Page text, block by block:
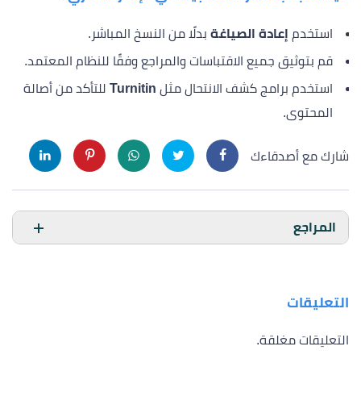
استخدم إعادة الصياغة بدلًا من النسخ المباشر.
قم بتوثيق جميع الاقتباسات والمراجع وفقًا للنظام المعتمد.
استخدم برامج كشف الانتحال مثل Turnitin للتأكد من أصالة
المحتوى.
شارك مع أصدقاءك
المراجع
التعليقات
التعليقات مغلقة.